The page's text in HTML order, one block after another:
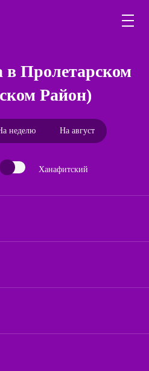
в Пролетарском
Район)
неделю На август
Ханафитский